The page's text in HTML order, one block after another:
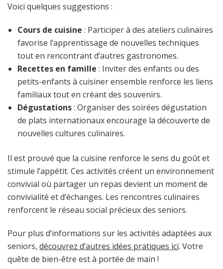
Voici quelques suggestions :
Cours de cuisine : Participer à des ateliers culinaires
favorise l’apprentissage de nouvelles techniques
tout en rencontrant d’autres gastronomes.
Recettes en famille : Inviter des enfants ou des
petits-enfants à cuisiner ensemble renforce les liens
familiaux tout en créant des souvenirs.
Dégustations: Organiser des soirées dégustation
de plats internationaux encourage la découverte de
nouvelles cultures culinaires.
Il est prouvé que la cuisine renforce le sens du goût et
stimule l’appétit. Ces activités créent un environnement
convivial où partager un repas devient un moment de
convivialité et d’échanges. Les rencontres culinaires
renforcent le réseau social précieux des seniors.
Pour plus d’informations sur les activités adaptées aux
seniors, découvrez d’autres idées pratiques ici. Votre
quête de bien-être est à portée de main !